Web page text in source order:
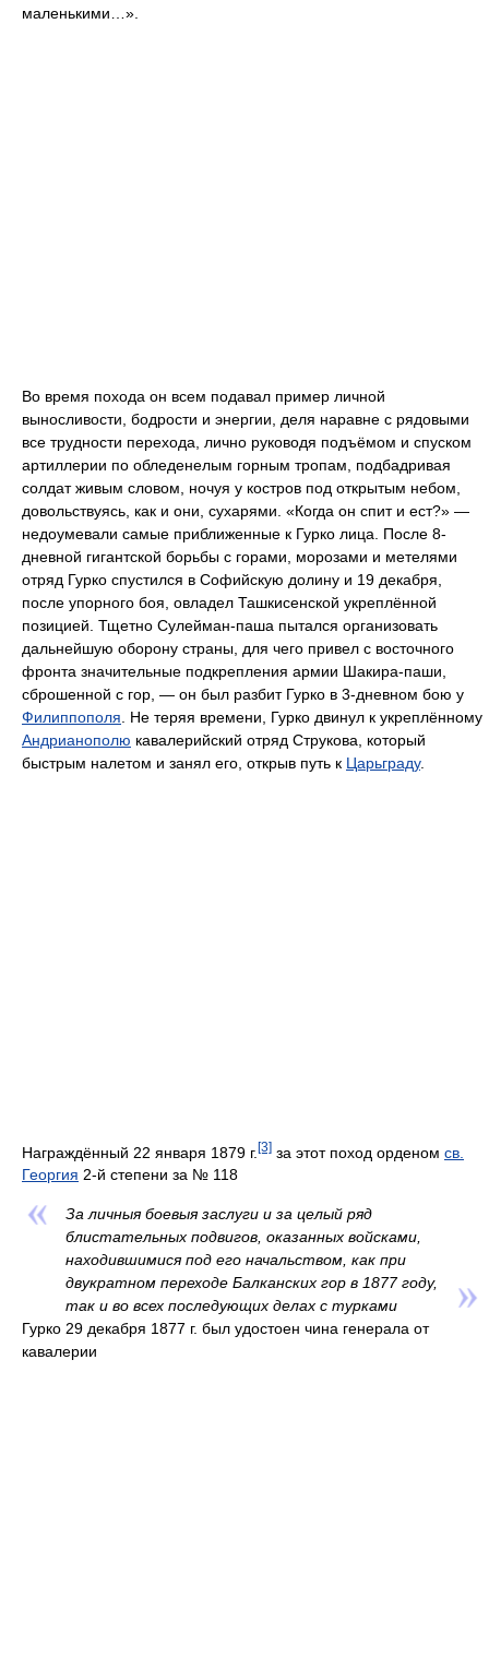
маленькими…».
Во время похода он всем подавал пример личной
выносливости, бодрости и энергии, деля наравне с рядовыми
все трудности перехода, лично руководя подъёмом и спуском
артиллерии по обледенелым горным тропам, подбадривая
солдат живым словом, ночуя у костров под открытым небом,
довольствуясь, как и они, сухарями. «Когда он спит и ест?» —
недоумевали самые приближенные к Гурко лица. После 8-
дневной гигантской борьбы с горами, морозами и метелями
отряд Гурко спустился в Софийскую долину и 19 декабря,
после упорного боя, овладел Ташкисенской укреплённой
позицией. Тщетно Сулейман-паша пытался организовать
дальнейшую оборону страны, для чего привел с восточного
фронта значительные подкрепления армии Шакира-паши,
сброшенной с гор, — он был разбит Гурко в 3-дневном бою у
Филиппополя . Не теряя времени, Гурко двинул к укреплённому
Андрианополю кавалерийский отряд Струкова, который
быстрым налетом и занял его, открыв путь к Царьграду.
Награждённый 22 января 1879 г.[3] за этот поход орденом св.
Георгия 2-й степени за № 118
За личныя боевыя заслуги и за целый ряд
блистательных подвигов, оказанных войсками,
находившимися под его начальством, как при
двукратном переходе Балканских гор в 1877 году,
так и во всех последующих делах с турками
Гурко 29 декабря 1877 г. был удостоен чина генерала от
кавалерии